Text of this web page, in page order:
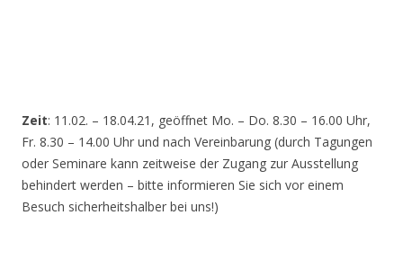
Zeit: 11.02. – 18.04.21, geöffnet Mo. – Do. 8.30 – 16.00 Uhr,
Fr. 8.30 – 14.00 Uhr und nach Vereinbarung (durch Tagungen
oder Seminare kann zeitweise der Zugang zur Ausstellung
behindert werden – bitte informieren Sie sich vor einem
Besuch sicherheitshalber bei uns!)